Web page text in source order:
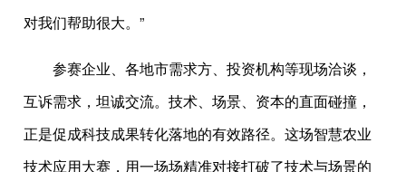
对我们帮助很大。”
参赛企业、各地市需求方、投资机构等现场洽谈，
互诉需求，坦诚交流。技术、场景、资本的直面碰撞，
正是促成科技成果转化落地的有效路径。这场智慧农业
技术应用大赛，用一场场精准对接打破了技术与场景的